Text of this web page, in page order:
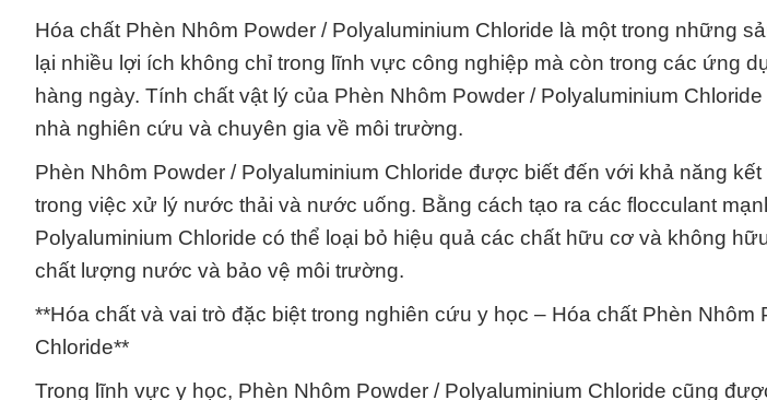
Hóa chất Phèn Nhôm Powder / Polyaluminium Chloride là một trong những
lại nhiều lợi ích không chỉ trong lĩnh vực công nghiệp mà còn trong các ứng
hàng ngày. Tính chất vật lý của Phèn Nhôm Powder / Polyaluminium
nhà nghiên cứu và chuyên gia về môi trường.
Phèn Nhôm Powder / Polyaluminium Chloride được biết đến với khả năng
trong việc xử lý nước thải và nước uống. Bằng cách tạo ra các flocculant
Polyaluminium Chloride có thể loại bỏ hiệu quả các chất hữu cơ và không
chất lượng nước và bảo vệ môi trường.
**Hóa chất và vai trò đặc biệt trong nghiên cứu y học – Hóa chất Phèn Nhôm
Chloride**
Trong lĩnh vực y học, Phèn Nhôm Powder / Polyaluminium Chloride cũng